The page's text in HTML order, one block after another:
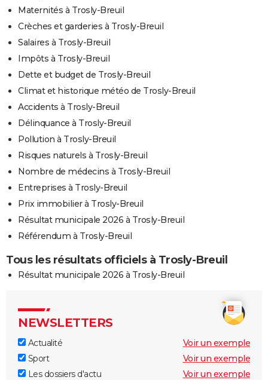
Maternités à Trosly-Breuil
Crèches et garderies à Trosly-Breuil
Salaires à Trosly-Breuil
Impôts à Trosly-Breuil
Dette et budget de Trosly-Breuil
Climat et historique météo de Trosly-Breuil
Accidents à Trosly-Breuil
Délinquance à Trosly-Breuil
Pollution à Trosly-Breuil
Risques naturels à Trosly-Breuil
Nombre de médecins à Trosly-Breuil
Entreprises à Trosly-Breuil
Prix immobilier à Trosly-Breuil
Résultat municipale 2026 à Trosly-Breuil
Référendum à Trosly-Breuil
Tous les résultats officiels à Trosly-Breuil
Résultat municipale 2026 à Trosly-Breuil
NEWSLETTERS
Actualité
Voir un exemple
Sport
Voir un exemple
Les dossiers d'actu
Voir un exemple